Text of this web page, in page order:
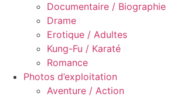
Documentaire / Biographie
Drame
Erotique / Adultes
Kung-Fu / Karaté
Romance
Photos d’exploitation
Aventure / Action